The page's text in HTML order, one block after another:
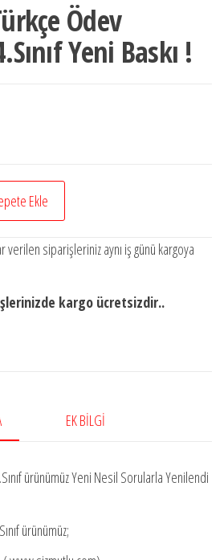
Ödev
Yeni Baskı !
Ekle
verilen siparişleriniz aynı iş günü kargoya
kargo ücretsizdir..
EK BILGI
ürünümüz Yeni Nesil Sorularla Yenilendi
ürünümüz;